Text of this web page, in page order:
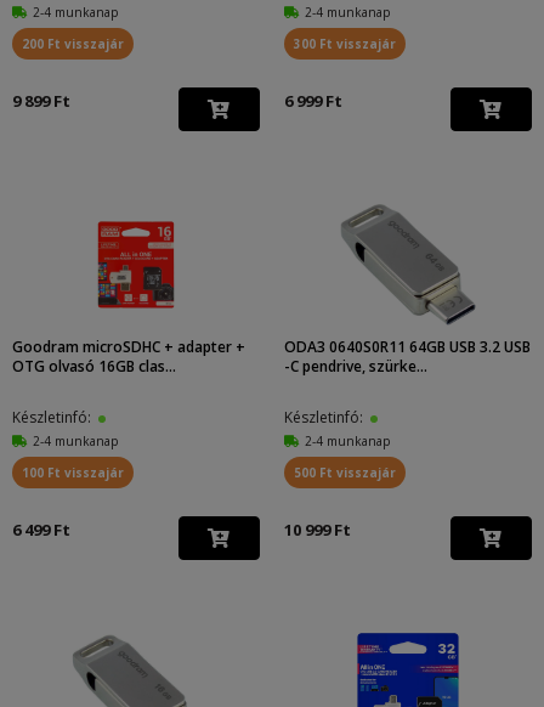
2-4 munkanap
200 Ft visszajár
9 899 Ft
2-4 munkanap
300 Ft visszajár
6 999 Ft
Goodram microSDHC + adapter +
OTG olvasó 16GB clas...
Készletinfó:
2-4 munkanap
100 Ft visszajár
6 499 Ft
ODA3 0640S0R11 64GB USB 3.2 USB
-C pendrive, szürke...
Készletinfó:
2-4 munkanap
500 Ft visszajár
10 999 Ft